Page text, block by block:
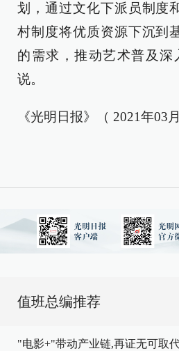
划，通过文化下派员制度
村制度将优质资源下沉到
的需求，推动艺术普及深
说。
《光明日报》（ 2021年03
值班总编推荐
"电影+"带动产业链,再证无可取